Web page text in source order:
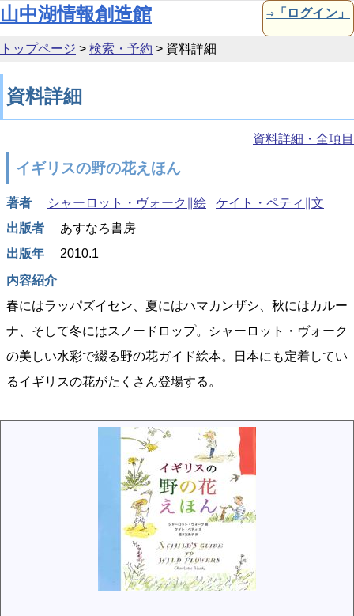
本文へ移動
山中湖情報創造館 ⇒「ログイン」
トップページ > 検索・予約 > 資料詳細
資料詳細
資料詳細・全項目
イギリスの野の花えほん
著者 シャーロット・ヴォーク∥絵
ケイト・ペティ∥文
出版者
あすなろ書房
出版年
2010.1
内容紹介
春にはラッパズイセン、夏にはハマカンザシ、秋にはカルー
ナ、そして冬にはスノードロップ。シャーロット・ヴォーク
の美しい水彩で綴る野の花ガイド絵本。日本にも定着してい
るイギリスの花がたくさん登場する。